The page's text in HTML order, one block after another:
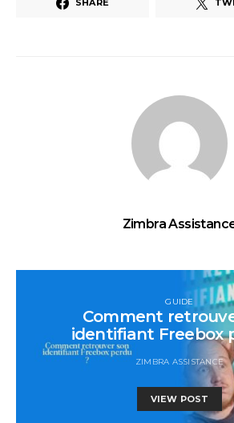
SHARE
Zimbra
GUIDE
Comment
identifiant Freebox
ZIMBRA ASSISTANCE
VIEW POST